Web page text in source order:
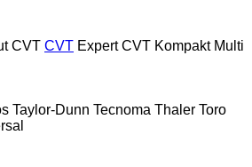
CVT CVT Expert CVT Kompakt Multi
Taylor-Dunn Tecnoma Thaler Toro